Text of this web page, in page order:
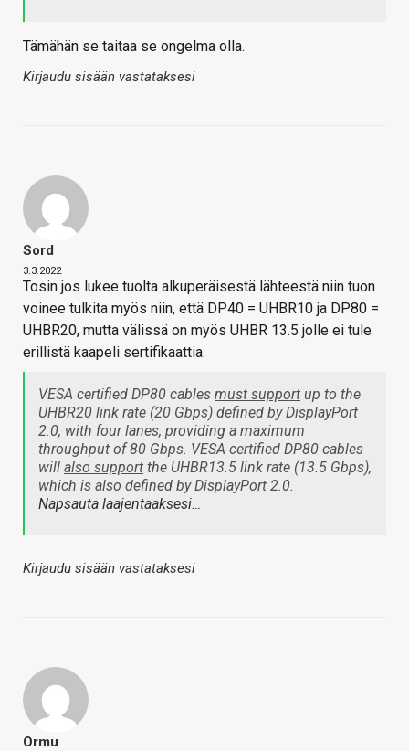
Tämähän se taitaa se ongelma olla.
Kirjaudu sisään vastataksesi
Sord
3.3.2022
Tosin jos lukee tuolta alkuperäisestä lähteestä niin tuon
voinee tulkita myös niin, että DP40 = UHBR10 ja DP80 =
UHBR20, mutta välissä on myös UHBR 13.5 jolle ei tule
erillistä kaapeli sertifikaattia.
VESA certified DP80 cables must support up to the
UHBR20 link rate (20 Gbps) defined by DisplayPort
2.0, with four lanes, providing a maximum
throughput of 80 Gbps. VESA certified DP80 cables
will also support the UHBR13.5 link rate (13.5 Gbps),
which is also defined by DisplayPort 2.0.
Napsauta laajentaaksesi…
Kirjaudu sisään vastataksesi
Ormu